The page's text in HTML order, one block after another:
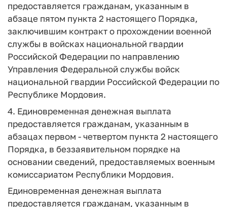
предоставляется гражданам, указанным в
абзаце пятом пункта 2 настоящего Порядка,
заключившим контракт о прохождении военной
службы в войсках национальной гвардии
Российской Федерации по направлению
Управления Федеральной службы войск
национальной гвардии Российской Федерации по
Республике Мордовия.
4. Единовременная денежная выплата
предоставляется гражданам, указанным в
абзацах первом - четвертом пункта 2 настоящего
Порядка, в беззаявительном порядке на
основании сведений, предоставляемых военным
комиссариатом Республики Мордовия.
Единовременная денежная выплата
предоставляется гражданам, указанным в